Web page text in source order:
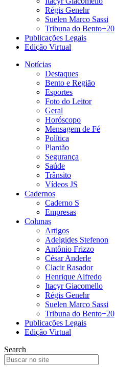
Régis Genehr
Suelen Marco Sassi
Tribuna do Bento+20
Publicações Legais
Edição Virtual
Notícias
Destaques
Bento e Região
Esportes
Foto do Leitor
Geral
Horóscopo
Mensagem de Fé
Política
Plantão
Segurança
Saúde
Trânsito
Vídeos JS
Cadernos
Caderno S
Empresas
Colunas
Artigos
Adelgides Stefenon
Antônio Frizzo
César Anderle
Clacir Rasador
Henrique Alfredo
Itacyr Giacomello
Régis Genehr
Suelen Marco Sassi
Tribuna do Bento+20
Publicações Legais
Edição Virtual
Search